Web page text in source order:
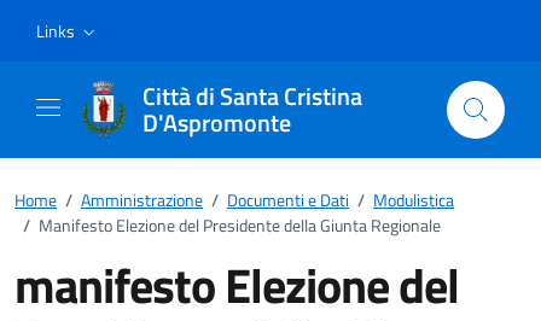
Links
Città di Santa Cristina
D'Aspromonte
Home / Amministrazione / Documenti e Dati / Modulistica
/ Manifesto Elezione del Presidente della Giunta Regionale
manifesto Elezione del